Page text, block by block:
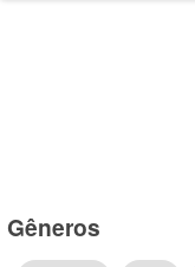
Gêneros